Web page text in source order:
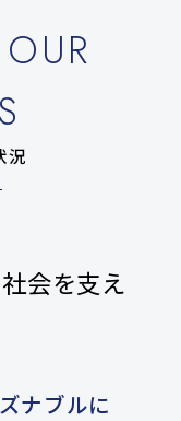
況
会を支え
ナブルに